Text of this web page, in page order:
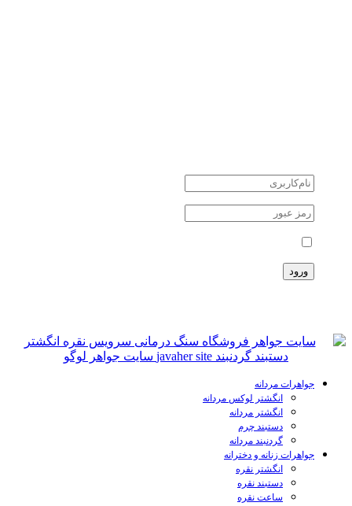
مرا بخاطر بسپار
جواهرات مردانه
انگشتر لوکس مردانه
انگشتر مردانه
دستبند چرم
گردنبند مردانه
جواهرات زنانه و دخترانه
انگشتر نقره
دستبند نقره
ساعت نقره